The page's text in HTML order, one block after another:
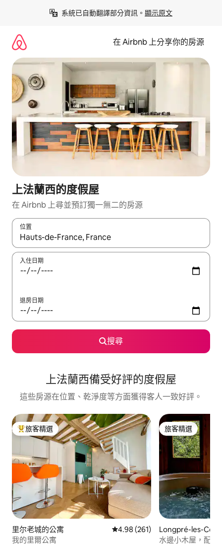
系統已自動翻譯部分資訊。 顯示原文
在 Airbnb 上分享你的房源
上法蘭西的度假屋
在 Airbnb 上尋並預訂獨一無二的房源
位置
如有搜尋結果，瀏覽內容時請使用上下箭頭，或輕點、滑動裝置。
入住日期
退房日期
搜尋
上法蘭西備受好評的度假屋
這些房源在位置、乾淨度等方面獲得客人一致好評。
旅客精選榜首
旅客精選
里尔老城的公寓 從 261 則評價中獲得 4.98 的平均
4.98 (261)
我的里爾公寓
旅客精選
旅客精選
Longpré-les-
度假小木屋
水邊小木屋，配備